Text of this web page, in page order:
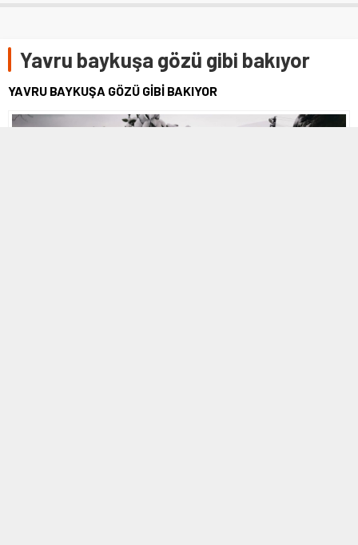
Yavru baykuşa gözü gibi bakıyor
YAVRU BAYKUŞA GÖZÜ GİBİ BAKIYOR